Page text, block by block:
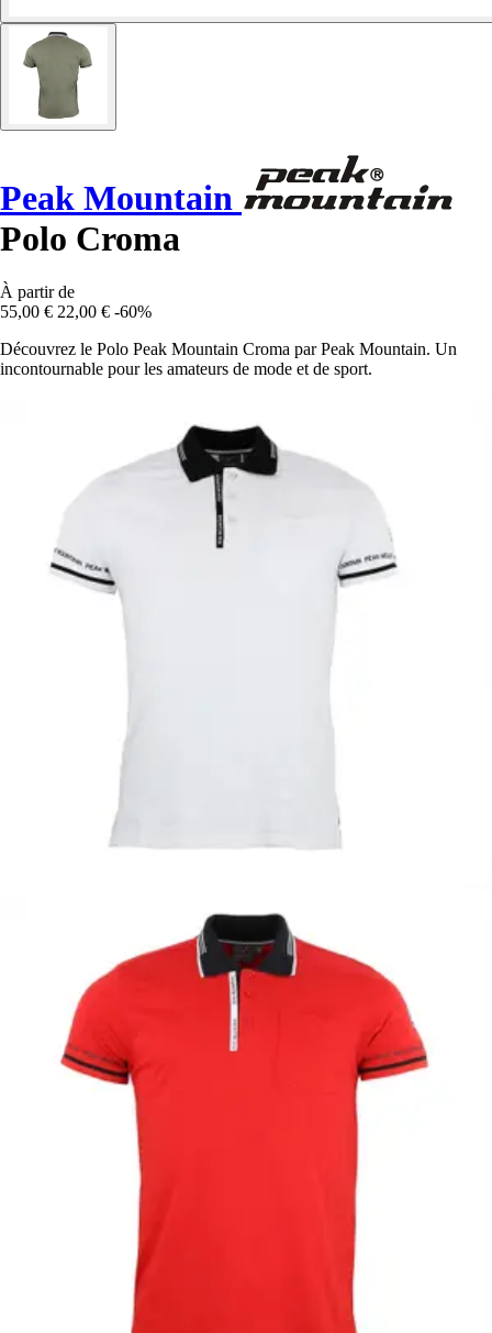
Peak Mountain
Polo Croma
À partir de
55,00 € 22,00 € -60%
Découvrez le Polo Peak Mountain Croma par Peak Mountain. Un
incontournable pour les amateurs de mode et de sport.